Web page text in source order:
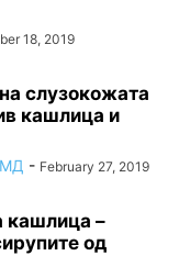
18, 2019
слузокожата
кашлица и
- February 27, 2019
кашлица –
од